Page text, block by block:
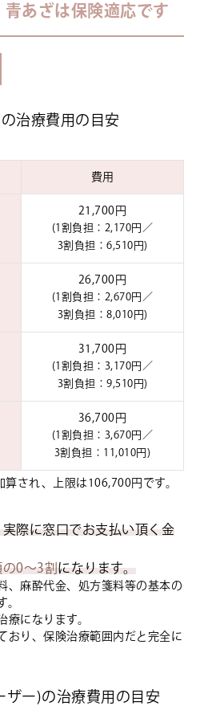
あざは保険適応です
治療費用の目安
費用
21,700円
(1割負担：2,170円／
3割負担：6,510円)
26,700円
(1割負担：2,670円／
3割負担：8,010円)
31,700円
(1割負担：3,170円／
3割負担：9,510円)
36,700円
(1割負担：3,670円／
3割負担：11,010円)
され、上限は106,700円です。
際に窓口でお支払い頂く金
の0～3割になります。
、麻酔代金、処方箋料等の基本の
。
になります。
おり、保険治療範囲内だと完全に
ザー)の治療費用の目安